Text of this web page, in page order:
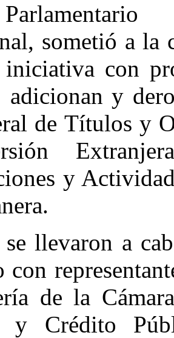
sometió a la
con
adicionan y
de Títulos y
y
llevaron a
con
de la
y Crédito